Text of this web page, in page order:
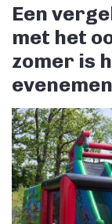
Een
met het
zomer is